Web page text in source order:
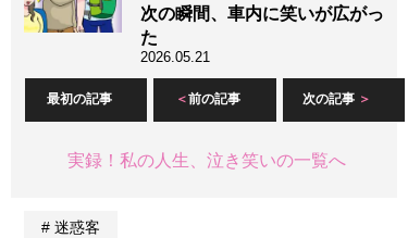
次の瞬間、車内に笑いが広がっ
た
2026.05.21
最初の記事 前の記事 次の記事
実録！私の人生、泣き笑いの一覧へ
迷惑客